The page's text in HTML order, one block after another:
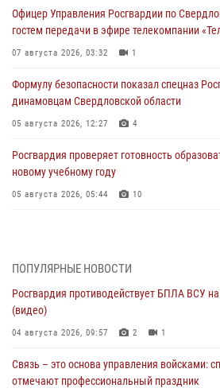
Офицер Управления Росгвардии по
гостем передачи в эфире телекомпании
07 августа 2026, 03:32 1
Формулу безопасности показал спецназ
динамовцам Свердловской области
05 августа 2026, 12:27 4
Росгвардия проверяет готовность
новому учебному году
05 августа 2026, 05:44 10
04 августа 2026, 09:57 2
Росгвардия приняла участие в
города в Екатеринбурге
03 августа 2026, 07:43 3
Росгвардия приняла участие в
антитеррористическом учении в
ПОПУЛЯРНЫЕ НОВОСТИ
Росгвардия противодействует БПЛА ВСУ
(видео)
04 августа 2026, 09:57 2 1
Связь – это основа управления войсками:
отмечают профессиональный праздник